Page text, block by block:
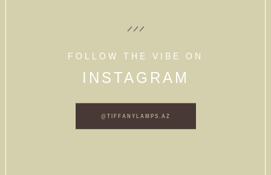
FOLLOW THE VIBE ON
INSTAGRAM
@TIFFANYLAMPS.AZ